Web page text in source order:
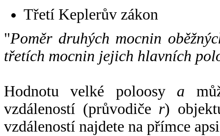
Třetí Keplerův zákon
"Poměr druhých mocnin
třetích mocnin jejich hlavních
Hodnotu velké poloosy a
vzdáleností (průvodiče r)
vzdáleností najdete na přímce